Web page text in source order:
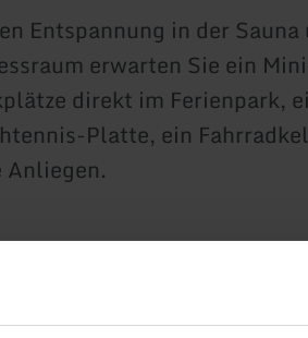
Entspannung in der
erwarten Sie ein
direkt im Ferienpark,
Platte, ein
Wählen Sie